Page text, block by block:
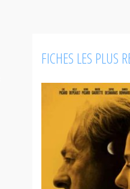
FICHES LES PLUS